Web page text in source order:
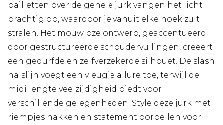
pailletten over de gehele jurk vangen het licht
prachtig op, waardoor je vanuit elke hoek zult
stralen. Het mouwloze ontwerp, geaccentueerd
door gestructureerde schoudervullingen, creëert
een gedurfde en zelfverzekerde silhouet. De slash
halslijn voegt een vleugje allure toe, terwijl de
midi lengte veelzijdigheid biedt voor
verschillende gelegenheden. Style deze jurk met
riempjes hakken en statement oorbellen voor